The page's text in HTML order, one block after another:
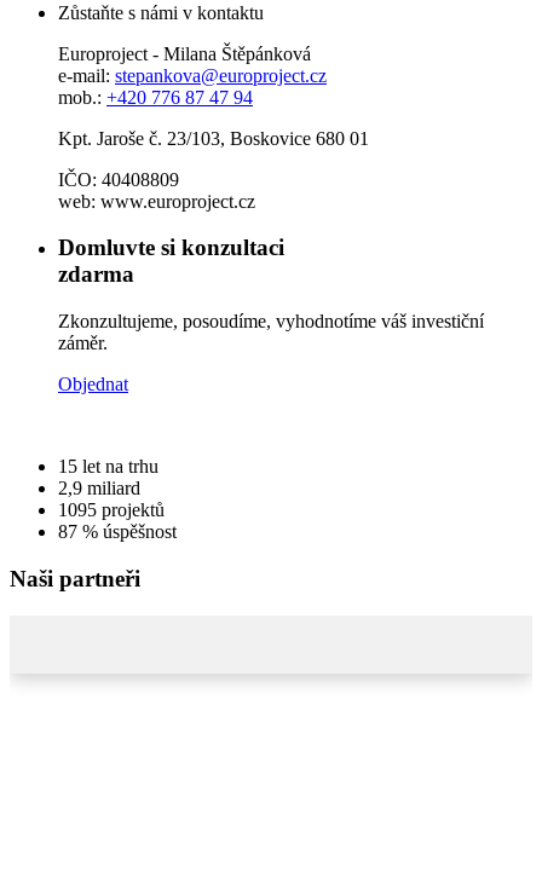
Zůstaňte s námi v kontaktu
Europroject - Milana Štěpánková
e-mail: stepankova@europroject.cz
mob.: +420 776 87 47 94
Kpt. Jaroše č. 23/103, Boskovice 680 01
IČO: 40408809
web: www.europroject.cz
Domluvte si konzultaci
zdarma
Zkonzultujeme, posoudíme, vyhodnotíme váš investiční
záměr.
Objednat
15 let na trhu
2,9 miliard
1095 projektů
87 % úspěšnost
Naši partneři